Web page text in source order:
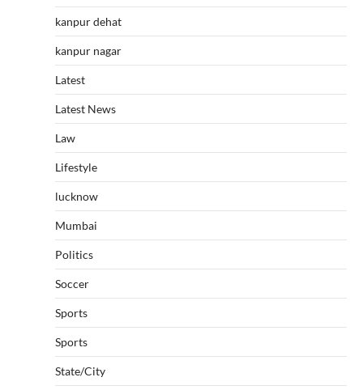
kanpur dehat
kanpur nagar
Latest
Latest News
Law
Lifestyle
lucknow
Mumbai
Politics
Soccer
Sports
Sports
State/City